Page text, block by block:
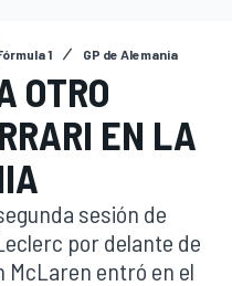
1 GP de Alemania
OTRO
EN LA
sesión de
por delante de
McLaren entró en el